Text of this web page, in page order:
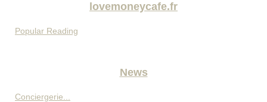
lovemoneycafe.fr
Popular Reading
News
Conciergerie...